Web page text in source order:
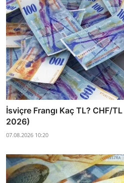
İsviçre Frangı Kaç TL? CHF/
2026)
07.08.2026 10:20